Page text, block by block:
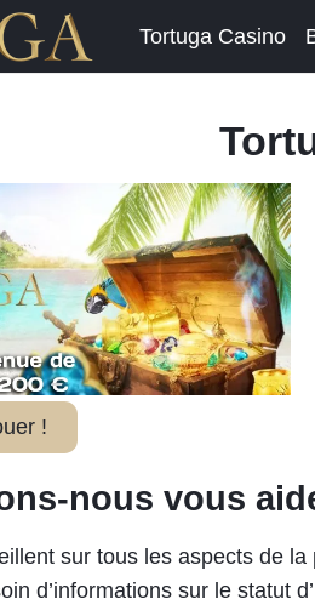
Tortuga Casino
!
nous vous
sur tous les aspects de
d’informations sur le statut